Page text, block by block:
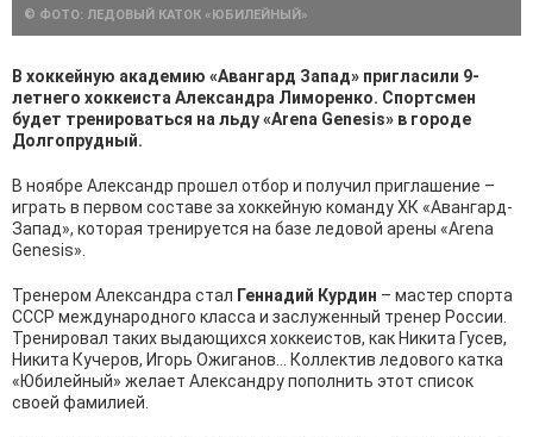
© ФОТО: ЛЕДОВЫЙ КАТОК «ЮБИЛЕЙНЫЙ»
В хоккейную академию «Авангард Запад» пригласили 9-
летнего хоккеиста Александра Лиморенко. Спортсмен
будет тренироваться на льду «Arena Genesis» в городе
Долгопрудный.
В ноябре Александр прошел отбор и получил приглашение –
играть в первом составе за хоккейную команду ХК «Авангард-
Запад», которая тренируется на базе ледовой арены «Arena
Genesis».
Тренером Александра стал Геннадий Курдин – мастер спорта
СССР международного класса и заслуженный тренер России.
Тренировал таких выдающихся хоккеистов, как Никита Гусев,
Никита Кучеров, Игорь Ожиганов… Коллектив ледового катка
«Юбилейный» желает Александру пополнить этот список
своей фамилией.